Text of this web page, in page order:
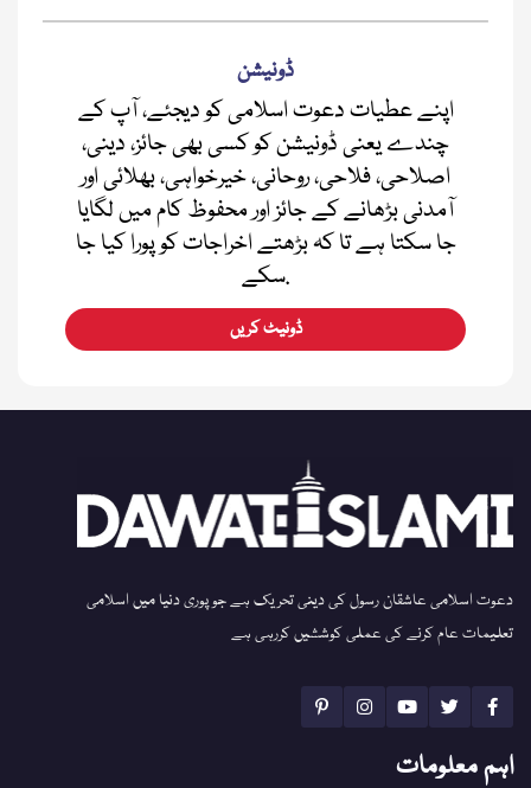
ڈونیشن
اپنے عطیات دعوت اسلامی کو دیجئے، آپ کے
چندے یعنی ڈونیشن کو کسی بھی جائز، دینی،
اصلاحی، فلاحی، روحانی، خیرخواہی، بھلائی اور
آمدنی بڑھانے کے جائز اور محفوظ کام میں لگایا
جا سکتا ہے تا کہ بڑھتے اخراجات کو پورا کیا جا
سکے.
ڈونیٹ کریں
دعوت اسلامی عاشقان رسول کی دینی تحریک ہے جو پوری دنیا میں اسلامی
تعلیمات عام کرنے کی عملی کوششیں کررہی ہے
اہم معلومات